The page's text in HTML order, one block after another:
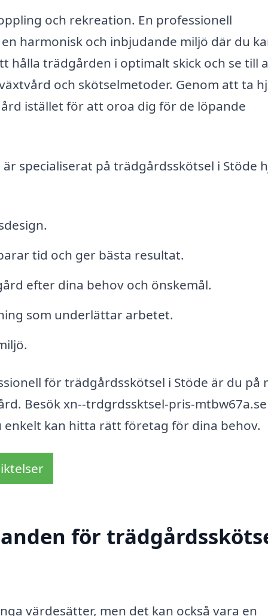
och rekreation. En professionell
harmonisk och inbjudande miljö där du
hålla trädgården i optimalt skick och se till
och skötselmetoder. Genom att ta
istället för att oroa dig för de löpande
specialiserat på trädgårdsskötsel i Stöde
tid och ger bästa resultat.
efter dina behov och önskemål.
som underlättar arbetet.
för trädgårdsskötsel i Stöde är du på
Besök xn--trdgrdssktsel-pris-
kan hitta rätt företag för dina behov.
för
värdesätter, men det kan också vara en